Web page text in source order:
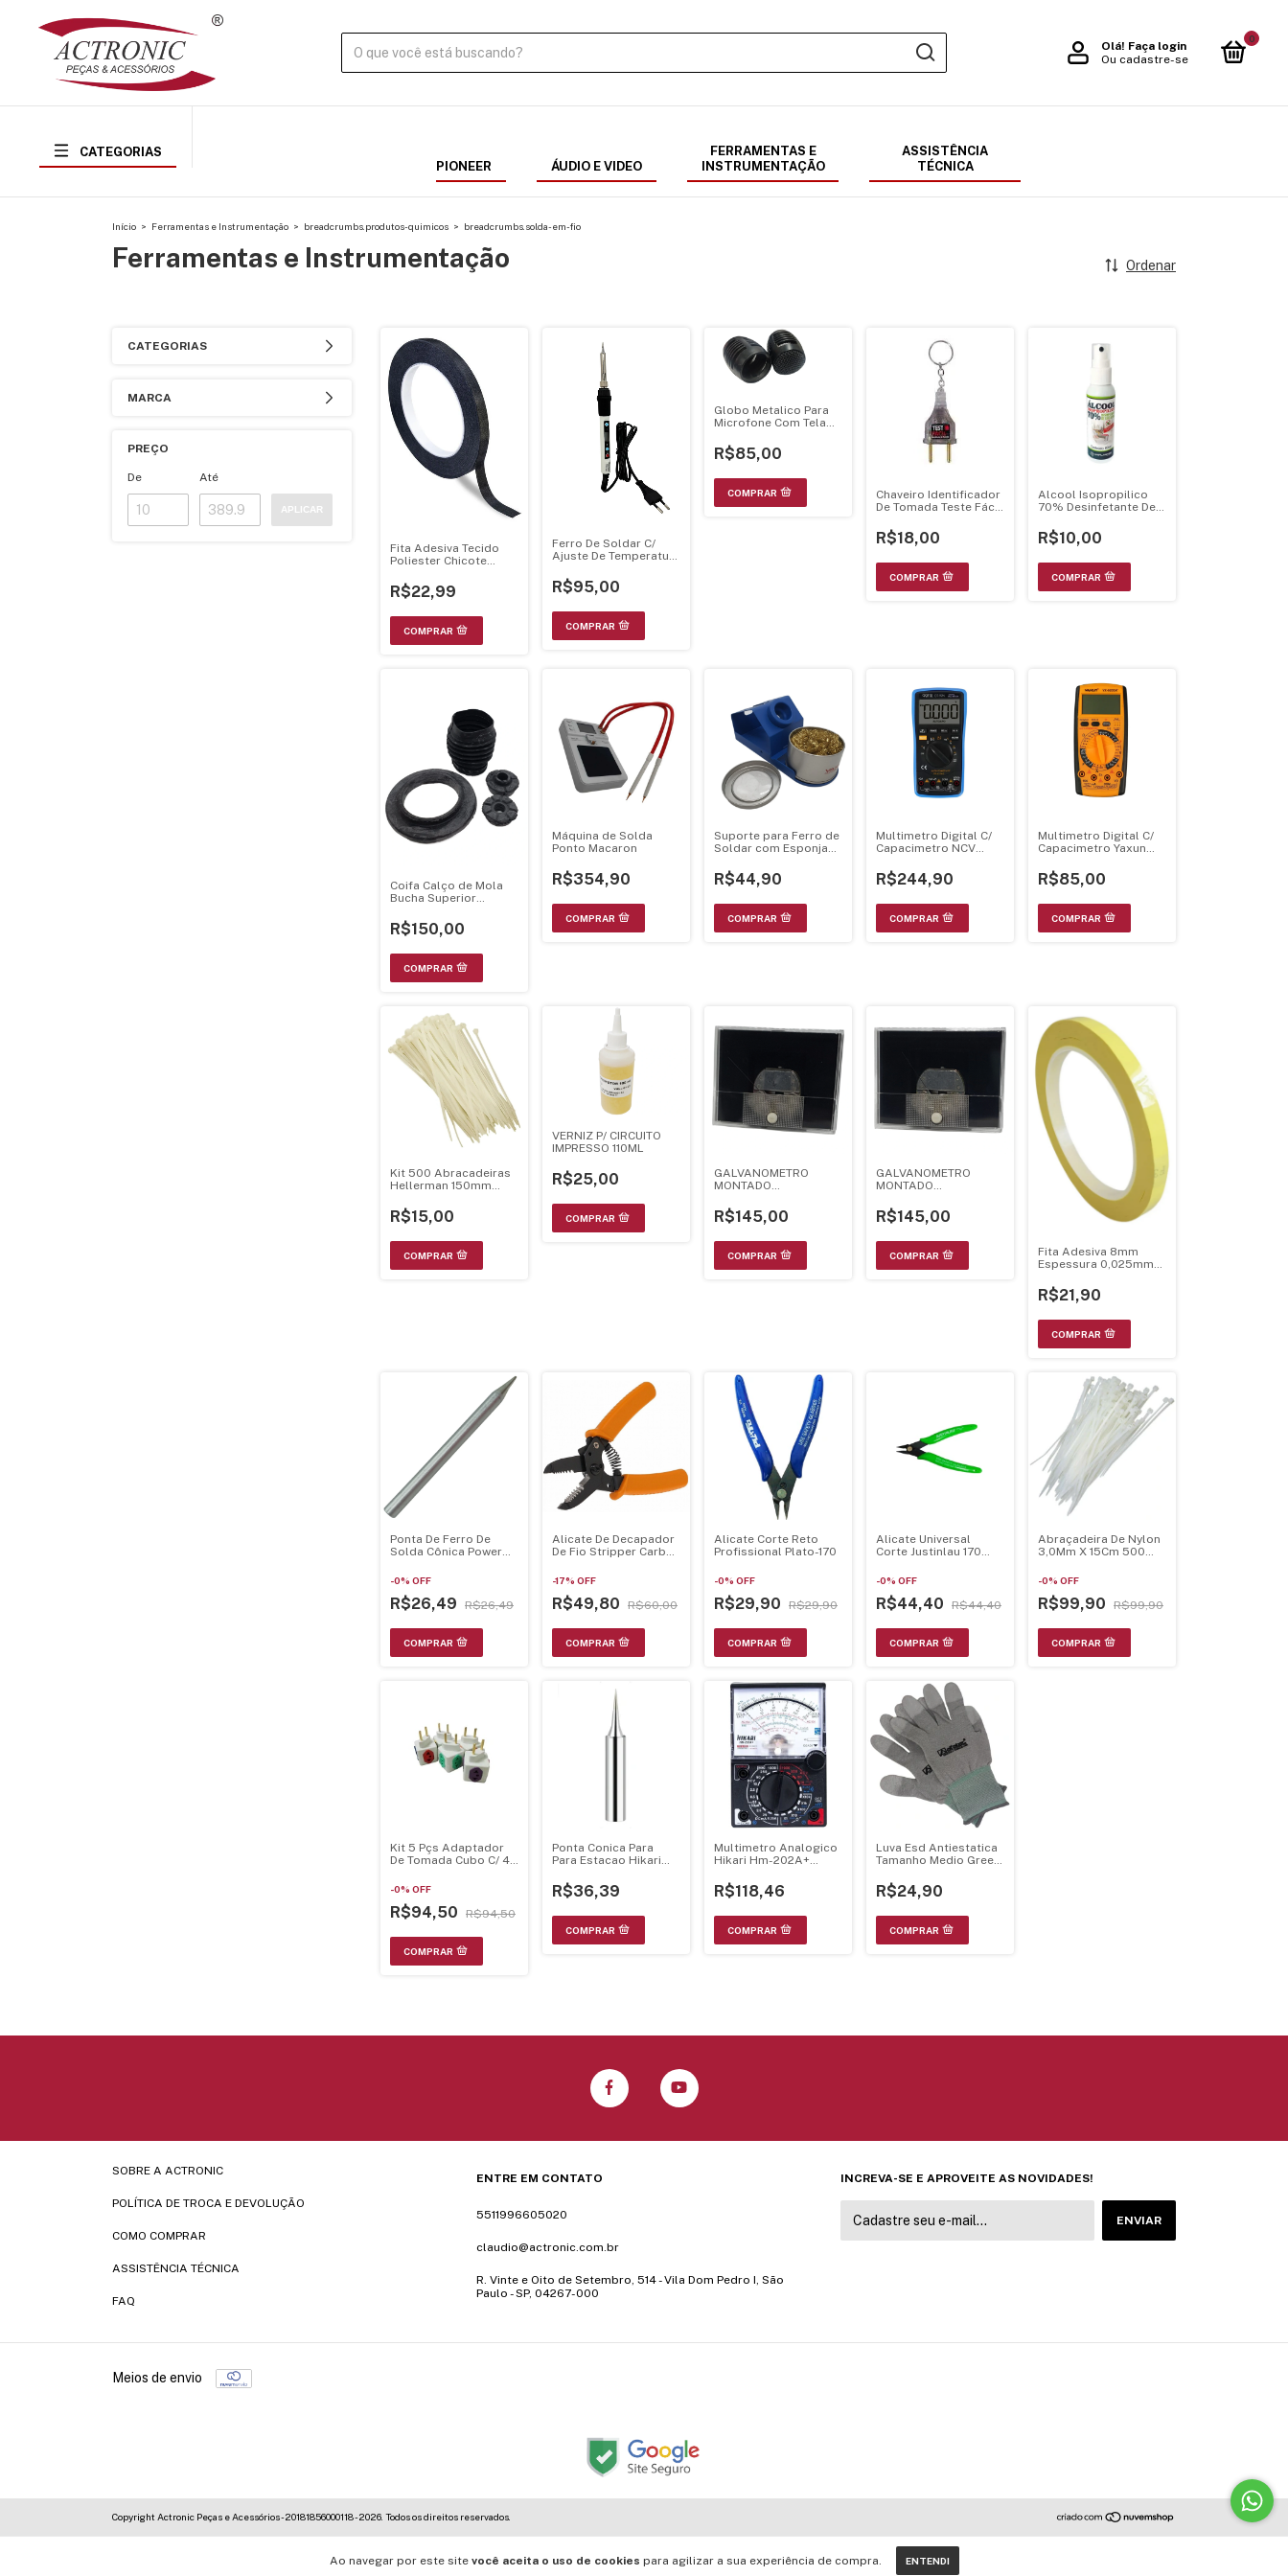
Olá! Faça login
Ou cadastre-se
0
CATEGORIAS
PIONEER
ÁUDIO E VIDEO
FERRAMENTAS E
INSTRUMENTAÇÃO
ASSISTÊNCIA
TÉCNICA
Ao navegar por este site você aceita o uso de cookies para agilizar a sua experiência de compra. ENTENDI
Início > Ferramentas e Instrumentação > breadcrumbs.produtos-quimicos > breadcrumbs.solda-em-fio
Ferramentas e Instrumentação Ordenar
CATEGORIAS
MARCA
PREÇO
De Até
APLICAR
Fita Adesiva Tecido
Poliester Chicote
30M
R$22,99
Ferro De Soldar C/
Ajuste De Temperatura
Bivolts
R$95,00
Globo Metalico Para
Microfone Com Tela
R$85,00
Chaveiro Identificador
De Tomada Teste Fácil
R$18,00
Alcool Isopropilico
70% Desinfetante De
Implastec
R$10,00
Coifa Calço de Mola
Bucha Superior
R$150,00
Máquina de Solda
Ponto Macaron
R$354,90
Suporte para Ferro de
Soldar com Esponja
R$44,90
Multimetro Digital C/
Capacimetro NCV
Sunshine
R$244,90
Multimetro Digital C/
Capacimetro Yaxun
R$85,00
Kit 500 Abracadeiras
Hellerman 150mm
R$15,00
VERNIZ P/ CIRCUITO
IMPRESSO 110ML
R$25,00
GALVANOMETRO
MONTADO
KAISE SK-110
R$145,00
GALVANOMETRO
MONTADO
20
R$145,00
Fita Adesiva 8mm
Espessura 0,025mm
R$21,90
Ponta De Ferro De
Solda Cônica Power
-0% OFF
R$26,49 R$26,49
Alicate De Decapador
De Fio Stripper Carbon
-17% OFF
R$49,80 R$60,00
Alicate Corte Reto
Profissional Plato-170
-0% OFF
R$29,90 R$29,90
Alicate Universal
Corte Justinlau 170
-0% OFF
R$44,40 R$44,40
Abraçadeira De Nylon
3,0Mm X 15Cm 500
-0% OFF
R$99,90 R$99,90
Kit 5 Pçs Adaptador
De Tomada Cubo C/ 4
-0% OFF
R$94,50 R$94,50
Ponta Conica Para
Para Estacao Hikari
R$36,39
Multimetro Analogico
Hikari Hm-202A+
R$118,46
Luva Esd Antiestatica
Tamanho Medio Green
R$24,90
SOBRE A ACTRONIC
POLÍTICA DE TROCA E DEVOLUÇÃO
COMO COMPRAR
ASSISTÊNCIA TÉCNICA
FAQ
ENTRE EM CONTATO
5511996605020
claudio@actronic.com.br
R. Vinte e Oito de Setembro, 514 - Vila Dom Pedro I, São
Paulo - SP, 04267-000
INCREVA-SE E APROVEITE AS NOVIDADES!
Meios de envio
Copyright Actronic Peças e Acessórios - 20181856000118 - 2026. Todos os direitos reservados.